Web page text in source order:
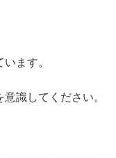
ます。
識してください。